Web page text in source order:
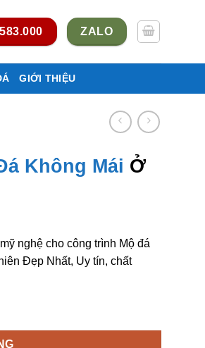
ZALO
GIỚI THIỆU
Không Mái Ở
nghệ cho công trình Mộ đá
Đẹp Nhất, Uy tín, chất
rẻ đẹp số lượng